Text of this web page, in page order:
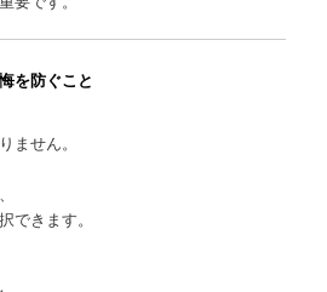
を防ぐこと
ません。
できます。